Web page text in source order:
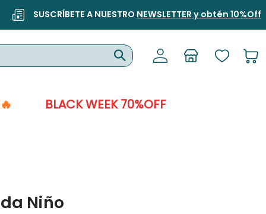
SUSCRÍBETE A NUESTRO NEWSLETTER y obtén 10%Off
BLACK WEEK 70%OFF
Niño